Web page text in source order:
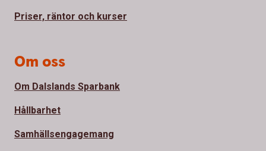
Priser, räntor och kurser
Om oss
Om Dalslands Sparbank
Hållbarhet
Samhällsengagemang